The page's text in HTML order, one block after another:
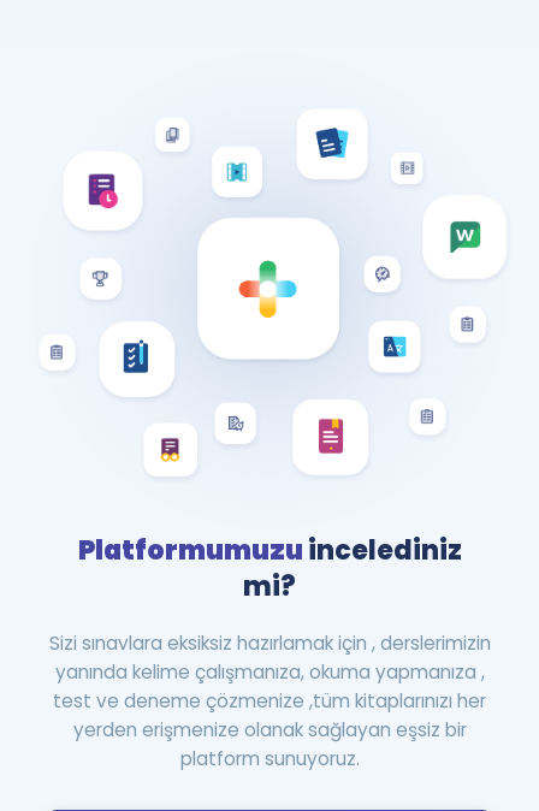
Platformumuzuincelediniz
mi?
Sizi sınavlara eksiksiz hazırlamak için , derslerimizin
yanında kelime çalışmanıza, okuma yapmanıza ,
test ve deneme çözmenize ,tüm kitaplarınızı her
yerden erişmenize olanak sağlayan eşsiz bir
platform sunuyoruz.